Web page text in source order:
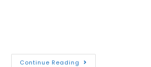
Continue Reading